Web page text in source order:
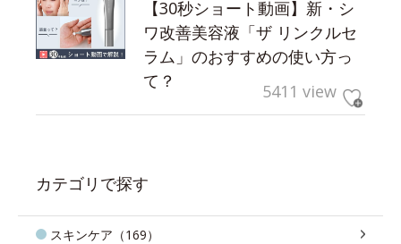
【30秒ショート動画】新・シ
ワ改善美容液「ザ リンクルセ
ラム」のおすすめの使い方っ
て？
5411 view
カテゴリで探す
スキンケア（169）